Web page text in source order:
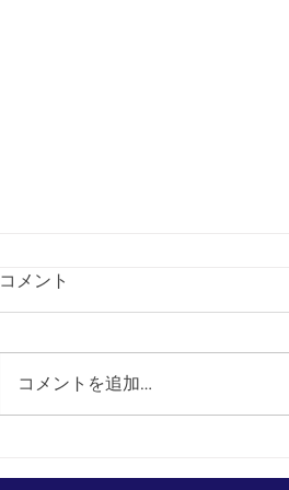
コメント
コメントを追加…